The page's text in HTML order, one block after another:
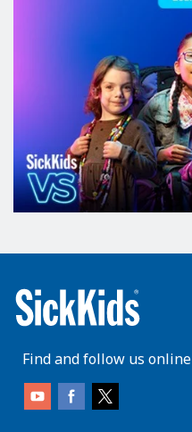
Find and follow us online